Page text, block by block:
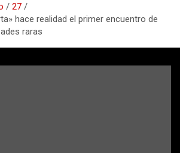
27
hace realidad el primer encuentro de
raras